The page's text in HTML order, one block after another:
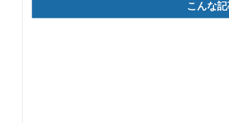
こんな